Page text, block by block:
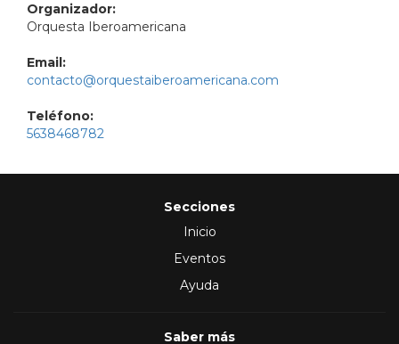
Organizador:
Orquesta Iberoamericana
Email:
contacto@orquestaiberoamericana.com
Teléfono:
5638468782
Secciones
Inicio
Eventos
Ayuda
Saber más